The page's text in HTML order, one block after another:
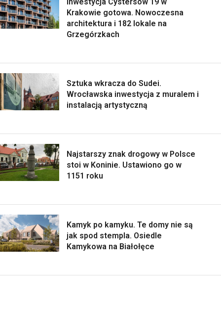
Krakowie gotowa. Nowoczesna
architektura i 182 lokale na
Grzegórzkach
Sztuka wkracza do Sudei.
Wrocławska inwestycja z muralem i
instalacją artystyczną
Najstarszy znak drogowy w Polsce
stoi w Koninie. Ustawiono go w
1151 roku
Kamyk po kamyku. Te domy nie są
jak spod stempla. Osiedle
Kamykowa na Białołęce